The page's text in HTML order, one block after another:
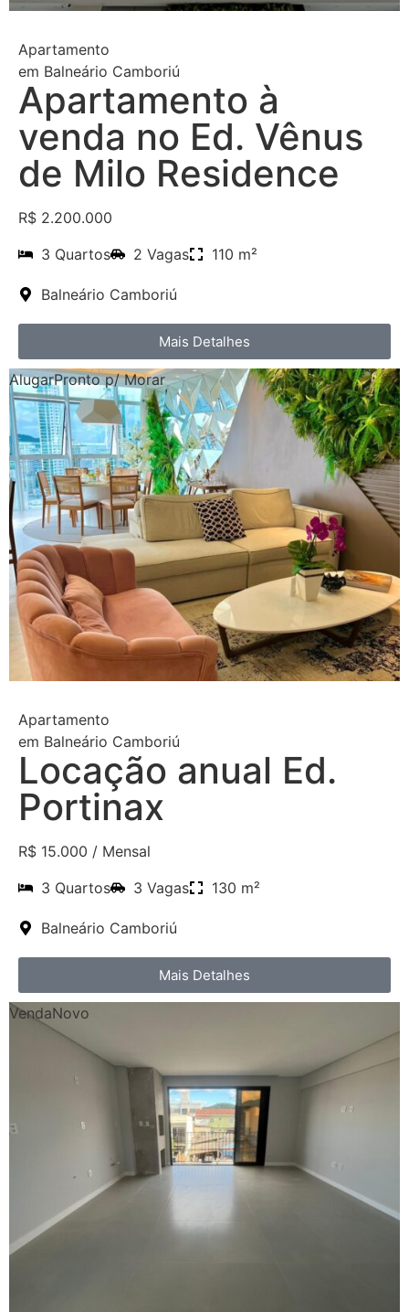
Apartamento
em Balneário Camboriú
Apartamento à
venda no Ed. Vênus
de Milo Residence
R$ 2.200.000
3 Quartos
2 Vagas 110 m²
Balneário Camboriú
Mais Detalhes
AlugarPronto p/ Morar
Apartamento
em Balneário Camboriú
Locação anual Ed.
Portinax
R$ 15.000 / Mensal
3 Quartos
3 Vagas 130 m²
Balneário Camboriú
Mais Detalhes
VendaNovo